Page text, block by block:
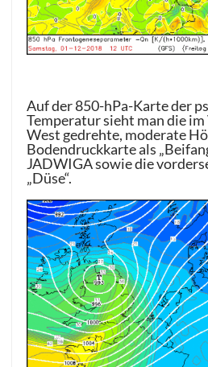
Auf der 850-hPa-Karte der
Temperatur sieht man die
West gedrehte, moderate
Bodendruckkarte als
JADWIGA sowie die
„Düse“.